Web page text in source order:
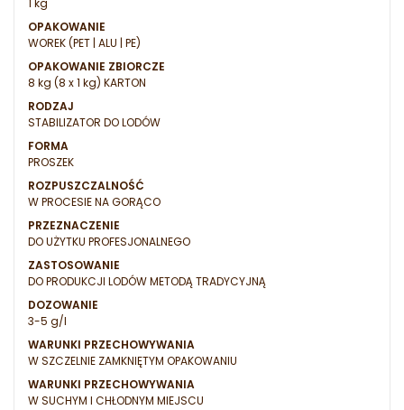
1 kg
OPAKOWANIE
WOREK (PET | ALU | PE)
OPAKOWANIE ZBIORCZE
8 kg (8 x 1 kg) KARTON
RODZAJ
STABILIZATOR DO LODÓW
FORMA
PROSZEK
ROZPUSZCZALNOŚĆ
W PROCESIE NA GORĄCO
PRZEZNACZENIE
DO UŻYTKU PROFESJONALNEGO
ZASTOSOWANIE
DO PRODUKCJI LODÓW METODĄ TRADYCYJNĄ
DOZOWANIE
3-5 g/l
WARUNKI PRZECHOWYWANIA
W SZCZELNIE ZAMKNIĘTYM OPAKOWANIU
WARUNKI PRZECHOWYWANIA
W SUCHYM I CHŁODNYM MIEJSCU